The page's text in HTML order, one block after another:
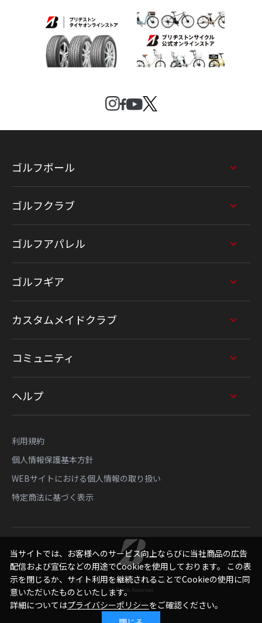
ゴルフボール
ゴルフクラブ
ゴルフアパレル
ゴルフギア
カスタムメイドクラブ
コミュニティ
ヘルプ
利用規約
個人情報保護基本方針
WEBサイトにおける個人情報の取り扱い
特定商法に基づく表示
Copyright © Bridgestone Sports Sales Japan Co., Ltd.
All Rights Reserved.
当サイトでは、お客様へのサービス向上ならびに当社商品の広告
配信および宣伝などの用途でCookieを使用しております。 この表
示を閉じるか、サイト利用を継続されることでCookieの使用に同
意いただいたものといたします。
詳細についてはプライバシーポリシーをご確認ください。